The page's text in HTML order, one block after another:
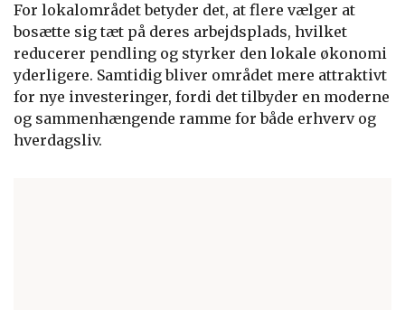
For lokalområdet betyder det, at flere vælger at
bosætte sig tæt på deres arbejdsplads, hvilket
reducerer pendling og styrker den lokale økonomi
yderligere. Samtidig bliver området mere attraktivt
for nye investeringer, fordi det tilbyder en moderne
og sammenhængende ramme for både erhverv og
hverdagsliv.